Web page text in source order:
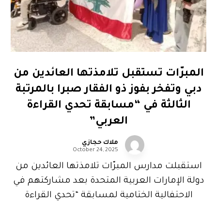
المبرّات تستقبل تلامذتها العائدين من
دبي وتفخر بفوز ذو الفقار صبرا بالمرتبة
الثالثة في “مسابقة تحدي القراءة
العربي”
ملاك حجازي
October 24, 2025
استقبلت مدارس المبرّات تلامذتها العائدين من
دولة الإمارات العربية المتحدة بعد مشاركتهم في
الاحتفالية الختامية لمسابقة “تحدي القراءة